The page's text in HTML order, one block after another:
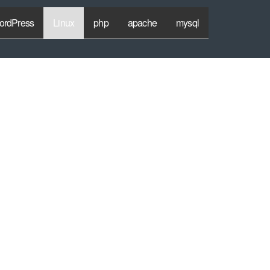
Linux php apache mysql